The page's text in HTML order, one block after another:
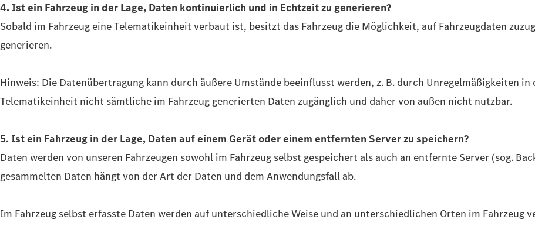
4. Ist ein Fahrzeug in der Lage, Daten kontinuierlich und in Echtzeit zu generieren?
Sobald im Fahrzeug eine Telematikeinheit verbaut ist, besitzt das Fahrzeug die Möglichkeit, auf Fahrzeugdaten
generieren.
Hinweis: Die Datenübertragung kann durch äußere Umstände beeinflusst werden, z. B. durch Unregelmäßigkeiten
Telematikeinheit nicht sämtliche im Fahrzeug generierten Daten zugänglich und daher von außen nicht nutzbar.
5. Ist ein Fahrzeug in der Lage, Daten auf einem Gerät oder einem entfernten Server zu speichern?
Daten werden von unseren Fahrzeugen sowohl im Fahrzeug selbst gespeichert als auch an entfernte Server (sog.
gesammelten Daten hängt von der Art der Daten und dem Anwendungsfall ab.
Im Fahrzeug selbst erfasste Daten werden auf unterschiedliche Weise und an unterschiedlichen Orten im Fahrzeug